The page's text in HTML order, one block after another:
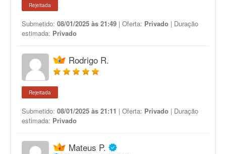
Rejeitada
Submetido: 08/01/2025 às 21:49 | Oferta: Privado | Duração
estimada: Privado
Rodrigo R.
Rejeitada
Submetido: 08/01/2025 às 21:11 | Oferta: Privado | Duração
estimada: Privado
Mateus P.